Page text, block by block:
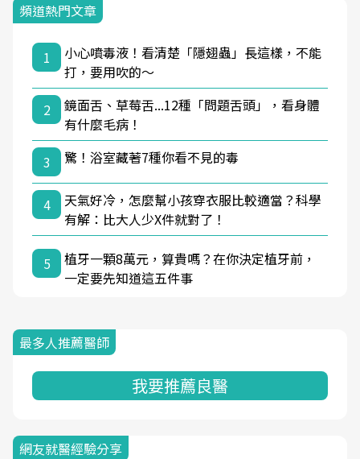
頻道熱門文章
1
小心噴毒液！看清楚「隱翅蟲」長這樣，不能
打，要用吹的～
2
鏡面舌、草莓舌...12種「問題舌頭」，看身體
有什麼毛病！
3
驚！浴室藏著7種你看不見的毒
4
天氣好冷，怎麼幫小孩穿衣服比較適當？科學
有解：比大人少X件就對了！
5
植牙一顆8萬元，算貴嗎？在你決定植牙前，
一定要先知道這五件事
最多人推薦醫師
我要推薦良醫
網友就醫經驗分享